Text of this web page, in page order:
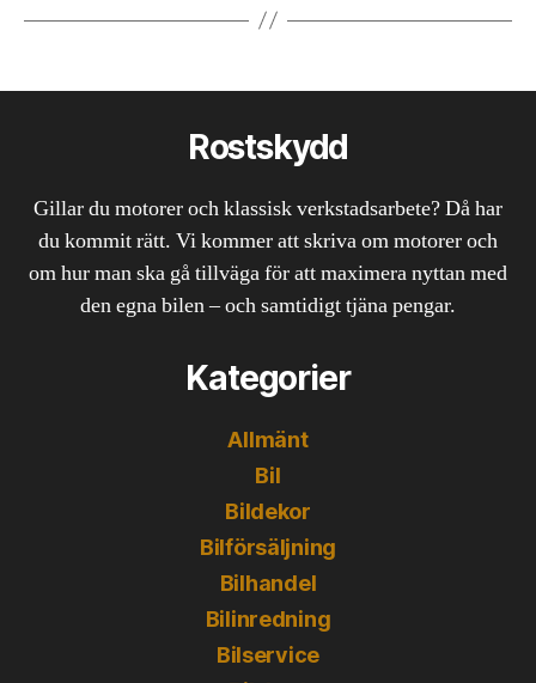
Rostskydd
Gillar du motorer och klassisk verkstadsarbete? Då har
du kommit rätt. Vi kommer att skriva om motorer och
om hur man ska gå tillväga för att maximera nyttan med
den egna bilen – och samtidigt tjäna pengar.
Kategorier
Allmänt
Bil
Bildekor
Bilförsäljning
Bilhandel
Bilinredning
Bilservice